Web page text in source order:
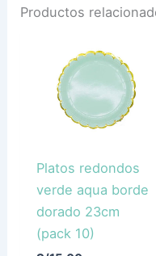
Productos
Platos redondos
verde aqua borde
dorado 23cm
(pack 10)